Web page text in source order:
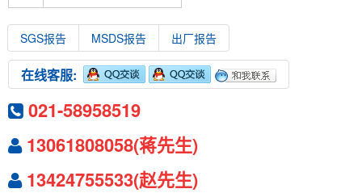
SGS报告 MSDS报告 出厂报告
在线客服:
021-58958519
13061808058(蒋先生)
13424755533(赵先生)